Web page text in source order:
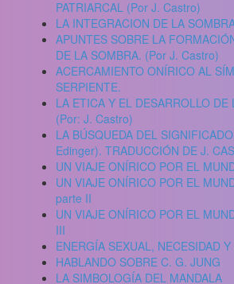
PATRIARCAL (Por J. Castro)
LA INTEGRACION DE LA
APUNTES SOBRE LA
DE LA SOMBRA. (Por J. Castro)
ACERCAMIENTO ONÍRICO AL
SERPIENTE.
LA ETICA Y EL DESARROLLO DE
(Por: J. Castro)
LA BÚSQUEDA DEL
Edinger). TRADUCCIÓN DE J.
UN VIAJE ONÍRICO POR EL
UN VIAJE ONÍRICO POR EL
parte II
UN VIAJE ONÍRICO POR EL
III
ENERGÍA SEXUAL, NECESIDAD
HABLANDO SOBRE C. G. JUNG
LA SIMBOLOGÍA DEL MANDALA